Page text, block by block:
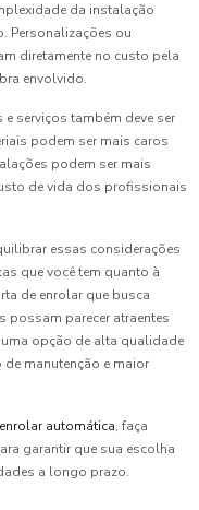
da instalação
Personalizações ou
diretamente no custo pela
envolvido.
serviços também deve ser
podem ser mais caros
podem ser mais
de vida dos profissionais
essas considerações
que você tem quanto à
de enrolar que busca
possam parecer atraentes
opção de alta qualidade
manutenção e maior
automática, faça
garantir que sua escolha
a longo prazo.